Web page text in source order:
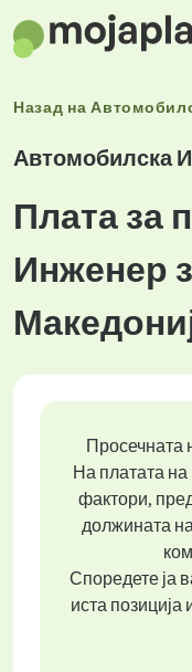
Назад на
Автомобилска
Плата за
Инженер
Просечната
На платата на
фактори,
должината
Споредете ја
иста позиција